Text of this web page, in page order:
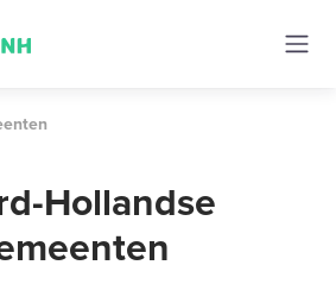
Hollandse